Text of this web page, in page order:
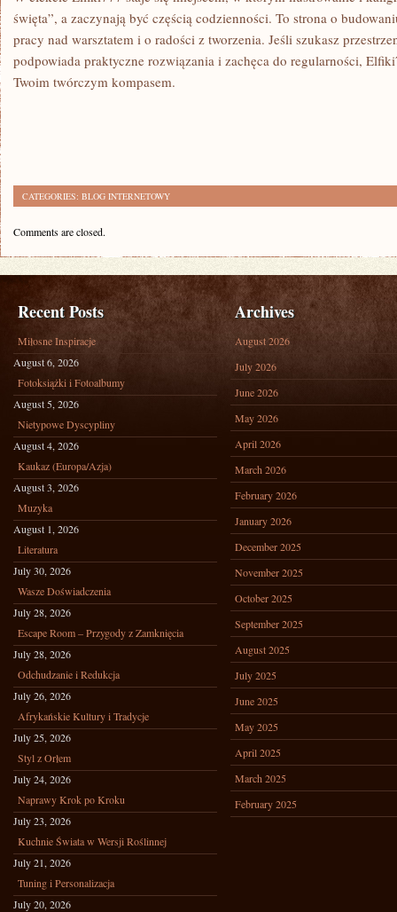
święta”, a zaczynają być częścią codzienności. To strona o
pracy nad warsztatem i o radości z tworzenia. Jeśli szukasz
podpowiada praktyczne rozwiązania i zachęca do regularności,
Twoim twórczym kompasem.
CATEGORIES: BLOG INTERNETOWY
Comments are closed.
Recent Posts
Miłosne Inspiracje
August 6, 2026
Fotoksiążki i Fotoalbumy
August 5, 2026
Nietypowe Dyscypliny
August 4, 2026
Kaukaz (Europa/Azja)
August 3, 2026
Muzyka
August 1, 2026
Literatura
July 30, 2026
Wasze Doświadczenia
July 28, 2026
Escape Room – Przygody z Zamknięcia
July 28, 2026
Odchudzanie i Redukcja
July 26, 2026
Afrykańskie Kultury i Tradycje
July 25, 2026
Styl z Orłem
July 24, 2026
Naprawy Krok po Kroku
July 23, 2026
Kuchnie Świata w Wersji Roślinnej
July 21, 2026
Tuning i Personalizacja
July 20, 2026
Archives
August 2026
July 2026
June 2026
May 2026
April 2026
March 2026
February 2026
January 2026
December 2025
November 2025
October 2025
September 2025
August 2025
July 2025
June 2025
May 2025
April 2025
March 2025
February 2025